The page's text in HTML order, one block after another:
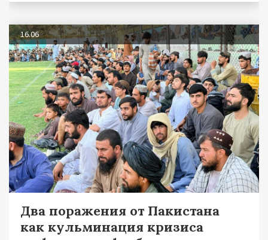
16.06
Два поражения от Пакистана
как кульминация кризиса